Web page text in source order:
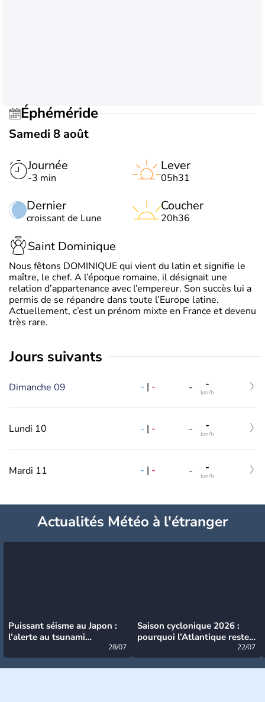
Éphéméride
Samedi 8 août
Journée
-3 min
Dernier
croissant de Lune
Lever
05h31
Coucher
20h36
Saint Dominique
Nous fêtons DOMINIQUE qui vient du latin et signifie le
maître, le chef. A l’époque romaine, il désignait une
relation d’appartenance avec l’empereur. Son succès lui a
permis de se répandre dans toute l’Europe latine.
Actuellement, c’est un prénom mixte en France et devenu
très rare.
jours suivants
Dimanche 09 - | - - -
km/h
Lundi 10 - | - - -
km/h
Mardi 11 - | - - -
km/h
Actualités Météo à l'étranger
Puissant séisme au Japon :
l’alerte au tsunami
28/07
Saison cyclonique 2026 :
pourquoi l’Atlantique reste
22/07